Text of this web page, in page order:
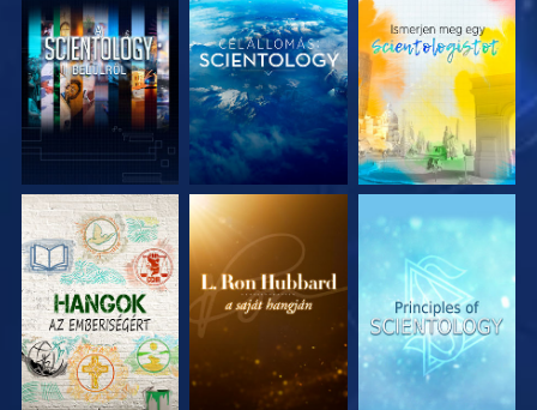
A SOROZAT
RÉSZEI
A SOROZAT
RÉSZEI
A SOROZAT
RÉSZEI